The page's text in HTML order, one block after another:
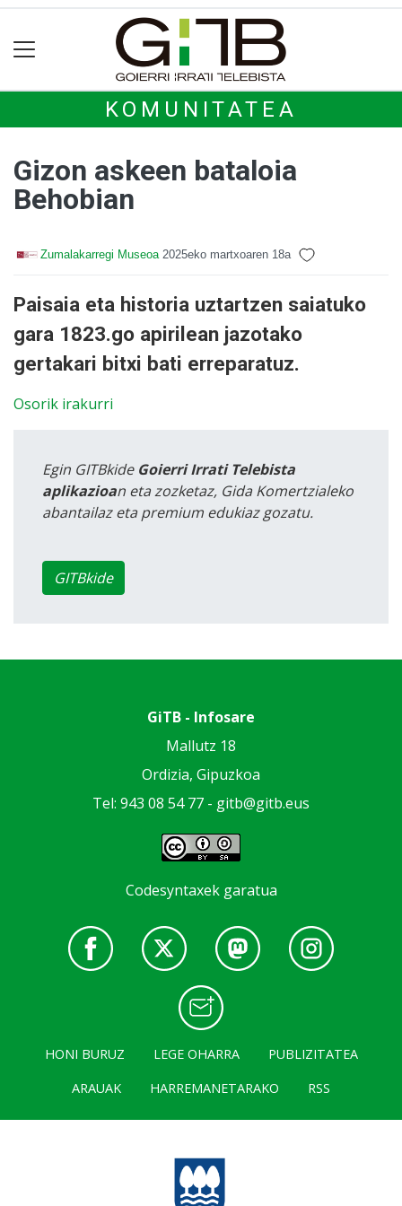
KOMUNITATEA
Gizon askeen bataloia
Behobian
Zumalakarregi Museoa 2025eko martxoaren 18a
Paisaia eta historia uztartzen saiatuko
gara 1823.go apirilean jazotako
gertakari bitxi bati erreparatuz.
Osorik irakurri
Egin GITBkide Goierri Irrati Telebista
aplikazioan eta zozketaz, Gida Komertzialeko
abantailaz eta premium edukiaz gozatu.
GITBkide
GiTB - Infosare
Mallutz 18
Ordizia, Gipuzkoa
Tel: 943 08 54 77 - gitb@gitb.eus
Codesyntaxek garatua
HONI BURUZ LEGE OHARRA
PUBLIZITATEA
ARAUAK
HARREMANETARAKO RSS